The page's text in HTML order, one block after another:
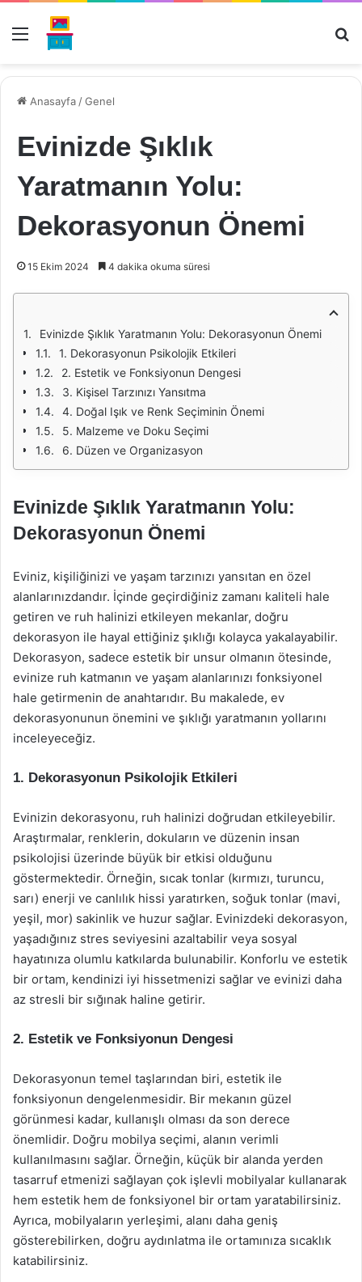
Menü
Anasayfa /Genel
Evinizde Şıklık
Yaratmanın Yolu:
Dekorasyonun Önemi
15 Ekim 2024 4 dakika okuma süresi
Evinizde Şıklık Yaratmanın Yolu: Dekorasyonun Önemi
1. Dekorasyonun Psikolojik Etkileri
2. Estetik ve Fonksiyonun Dengesi
3. Kişisel Tarzınızı Yansıtma
4. Doğal Işık ve Renk Seçiminin Önemi
5. Malzeme ve Doku Seçimi
6. Düzen ve Organizasyon
Evinizde Şıklık Yaratmanın Yolu:
Dekorasyonun Önemi
Eviniz, kişiliğinizi ve yaşam tarzınızı yansıtan en özel
alanlarınızdandır. İçinde geçirdiğiniz zamanı kaliteli hale
getiren ve ruh halinizi etkileyen mekanlar, doğru
dekorasyon ile hayal ettiğiniz şıklığı kolayca yakalayabilir.
Dekorasyon, sadece estetik bir unsur olmanın ötesinde,
evinize ruh katmanın ve yaşam alanlarınızı fonksiyonel
hale getirmenin de anahtarıdır. Bu makalede, ev
dekorasyonunun önemini ve şıklığı yaratmanın yollarını
inceleyeceğiz.
1. Dekorasyonun Psikolojik Etkileri
Evinizin dekorasyonu, ruh halinizi doğrudan etkileyebilir.
Araştırmalar, renklerin, dokuların ve düzenin insan
psikolojisi üzerinde büyük bir etkisi olduğunu
göstermektedir. Örneğin, sıcak tonlar (kırmızı, turuncu,
sarı) enerji ve canlılık hissi yaratırken, soğuk tonlar (mavi,
yeşil, mor) sakinlik ve huzur sağlar. Evinizdeki dekorasyon,
yaşadığınız stres seviyesini azaltabilir veya sosyal
hayatınıza olumlu katkılarda bulunabilir. Konforlu ve estetik
bir ortam, kendinizi iyi hissetmenizi sağlar ve evinizi daha
az stresli bir sığınak haline getirir.
2. Estetik ve Fonksiyonun Dengesi
Dekorasyonun temel taşlarından biri, estetik ile
fonksiyonun dengelenmesidir. Bir mekanın güzel
görünmesi kadar, kullanışlı olması da son derece
önemlidir. Doğru mobilya seçimi, alanın verimli
kullanılmasını sağlar. Örneğin, küçük bir alanda yerden
tasarruf etmenizi sağlayan çok işlevli mobilyalar kullanarak
hem estetik hem de fonksiyonel bir ortam yaratabilirsiniz.
Ayrıca, mobilyaların yerleşimi, alanı daha geniş
gösterebilirken, doğru aydınlatma ile ortamınıza sıcaklık
katabilirsiniz.